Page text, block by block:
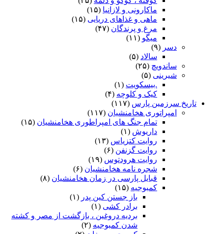
ماکارونی و لازانیا (۱۵)
ماهی و غذاهای دریایی (۱۵)
مرغ و پرندگان (۴۷)
میگو (۱۱)
دسر (۹)
سالاد (۵)
ساندویچ (۲۵)
شیرینی (۵)
.بیسکویت (۱)
کیک و کلوچه (۴)
تاریخ سرزمین پارس (۱۱۷)
امپراتوری هخامنشیان (۱۱۷)
تمام جنگ های امپراطوری هخامنشیان (۱۵)
داریوش (۱)
روایت کتزیاس (۱۳)
روایت گزنفن (۶)
روایت هرودتوس (۱۹)
شجره نامه هخامنشیان (۶)
قبایل پارسی در زمان هخامنشیان (۸)
کمبوجیه (۱۵)
باز جستن کین پدر (۱)
برادر کشی (۱)
بردیه دروغین ، بازگشت از مصر و کشته
شدن کمبوجیه (۲)